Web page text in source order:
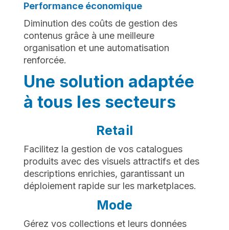
Performance économique
Diminution des coûts de gestion des
contenus grâce à une meilleure
organisation et une automatisation
renforcée.
Une solution adaptée
à tous les secteurs
Retail
Facilitez la gestion de vos catalogues
produits avec des visuels attractifs et des
descriptions enrichies, garantissant un
déploiement rapide sur les marketplaces.
Mode
Gérez vos collections et leurs données